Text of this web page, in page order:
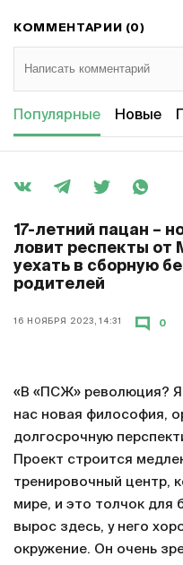
КОММЕНТАРИИ (0)
Популярные Новые
17-летний пацан –
ловит респекты от
уехать в сборную
родителей
16 НОЯБРЯ 2023, 14:31 0
«В «ПСЖ» революция?
нас новая философия,
долгосрочную
Проект строится
тренировочный центр,
мире, и это толчок для
вырос здесь, у него
окружение. Он очень